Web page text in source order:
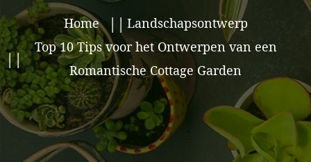
Home
Landschapsontwerp
Top 10 Tips voor het Ontwerpen van een
Romantische Cottage Garden